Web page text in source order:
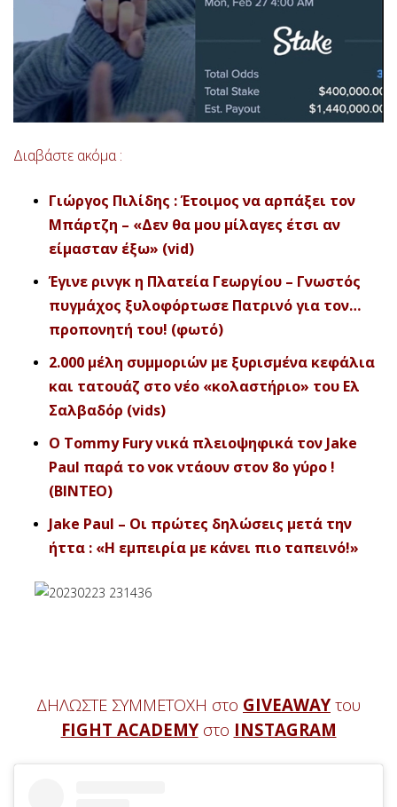
Διαβάστε ακόμα :
Γιώργος Πιλίδης : Έτοιμος να αρπάξει τον
Μπάρτζη – «Δεν θα μου μίλαγες έτσι αν
είμασταν έξω» (vid)
Έγινε ρινγκ η Πλατεία Γεωργίου – Γνωστός
πυγμάχος ξυλοφόρτωσε Πατρινό για τον…
προπονητή του! (φωτό)
2.000 μέλη συμμοριών με ξυρισμένα κεφάλια
και τατουάζ στο νέο «κολαστήριο» του Ελ
Σαλβαδόρ (vids)
Ο Tommy Fury νικά πλειοψηφικά τον Jake
Paul παρά το νοκ ντάουν στον 8ο γύρο !
(ΒΙΝΤΕΟ)
Jake Paul – Οι πρώτες δηλώσεις μετά την
ήττα : «Η εμπειρία με κάνει πιο ταπεινό!»
ΔΗΛΩΣΤΕ ΣΥΜΜΕΤΟΧΗ στο GIVEAWAY του
FIGHT ACADEMY στο INSTAGRAM